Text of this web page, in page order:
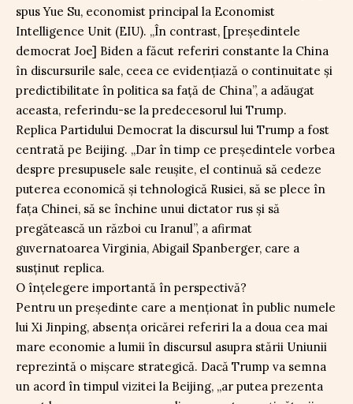
spus Yue Su, economist principal la Economist
Intelligence Unit (EIU). „În contrast, [președintele
democrat Joe] Biden a făcut referiri constante la China
în discursurile sale, ceea ce evidențiază o continuitate și
predictibilitate în politica sa față de China”, a adăugat
aceasta, referindu-se la predecesorul lui Trump.
Replica Partidului Democrat la discursul lui Trump a fost
centrată pe Beijing. „Dar în timp ce președintele vorbea
despre presupusele sale reușite, el continuă să cedeze
puterea economică și tehnologică Rusiei, să se plece în
fața Chinei, să se închine unui dictator rus și să
pregătească un război cu Iranul”, a afirmat
guvernatoarea Virginia, Abigail Spanberger, care a
susținut replica.
O înțelegere importantă în perspectivă?
Pentru un președinte care a menționat în public numele
lui Xi Jinping, absența oricărei referiri la a doua cea mai
mare economie a lumii în discursul asupra stării Uniunii
reprezintă o mișcare strategică. Dacă Trump va semna
un acord în timpul vizitei la Beijing, „ar putea prezenta